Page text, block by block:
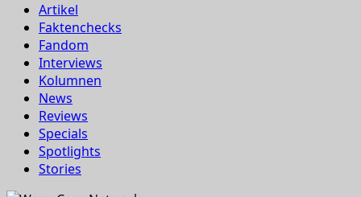
Artikel
Faktenchecks
Fandom
Interviews
Kolumnen
News
Reviews
Specials
Spotlights
Stories